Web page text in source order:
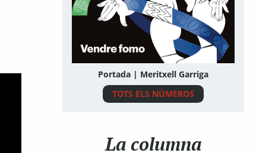
Portada | Meritxell Garriga
TOTS ELS NÚMEROS
La columna